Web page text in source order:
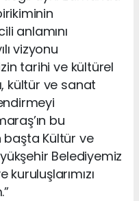
anlamını
vizyonu
tarihi ve kültürel
kültür ve sanat
bu
başta Kültür ve
Belediyemiz